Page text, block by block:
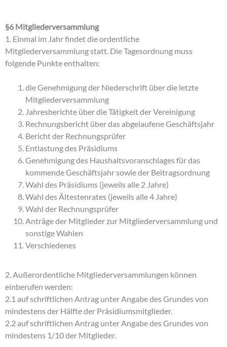
§6 Mitgliederversammlung
1. Einmal im Jahr findet die ordentliche
Mitgliederversammlung statt. Die Tagesordnung muss
folgende Punkte enthalten:
die Genehmigung der Niederschrift über die letzte
Mitgliederversammlung
Jahresberichte über die Tätigkeit der Vereinigung
Rechnungsbericht über das abgelaufene Geschäftsjahr
Bericht der Rechnungsprüfer
Entlastung des Präsidiums
Genehmigung des Haushaltsvoranschlages für das
kommende Geschäftsjahr sowie der Beitragsordnung
Wahl des Präsidiums (jeweils alle 2 Jahre)
Wahl des Ältestenrates (jeweils alle 4 Jahre)
Wahl der Rechnungsprüfer
Anträge der Mitglieder zur Mitgliederversammlung und
sonstige Wahlen
Verschiedenes
2. Außerordentliche Mitgliederversammlungen können
einberufen werden:
2.1 auf schriftlichen Antrag unter Angabe des Grundes von
mindestens der Hälfte der Präsidiumsmitglieder.
2.2 auf schriftlichen Antrag unter Angabe des Grundes von
mindestens 1/10 der Mitglieder.